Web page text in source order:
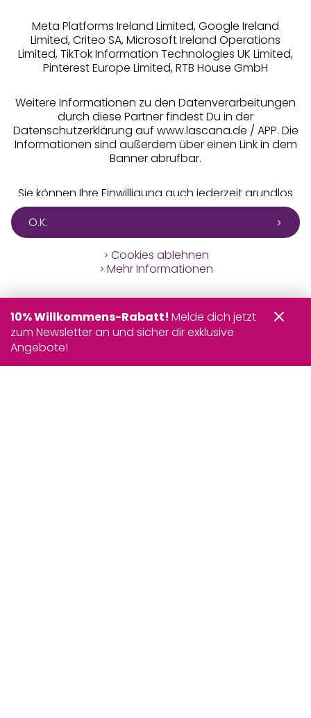
** Bonität vorausgesetzt, berechtigt zur Bonitätsprüfung
Meta Platforms Ireland Limited, Google Ireland
Limited, Criteo SA, Microsoft Ireland Operations
Limited, TikTok Information Technologies UK Limited,
Pinterest Europe Limited, RTB House GmbH
Weitere Informationen zu den Datenverarbeitungen
durch diese Partner findest Du in der
Datenschutzerklärung auf www.lascana.de / APP. Die
Informationen sind außerdem über einen Link in dem
Banner abrufbar.
Sie können Ihre Einwilligung auch jederzeit grundlos
mit Wirkung für die Zukunft widerrufen, indem Sie z. B.
auf den Button "Cookie-Einstellungen" im Footer der
Website und "Cookies ablehnen" klicken.
O.K.
Cookies ablehnen
Mehr Informationen
10% Willkommens-Rabatt! Melde dich jetzt
zum Newsletter an und sicher dir exklusive
Angebote!